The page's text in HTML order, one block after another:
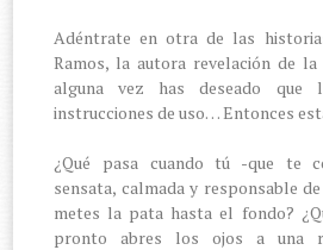
Adéntrate en otra de las
Ramos, la autora revelación de
alguna vez has deseado que
instrucciones de uso… Entonces
¿Qué pasa cuando tú -que te
sensata, calmada y responsable
metes la pata hasta el fondo?
pronto abres los ojos a una